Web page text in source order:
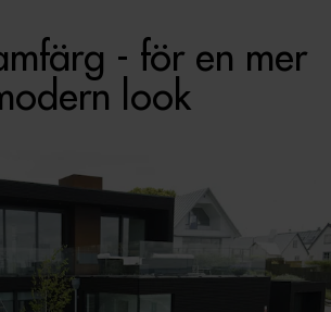
- för en mer
look